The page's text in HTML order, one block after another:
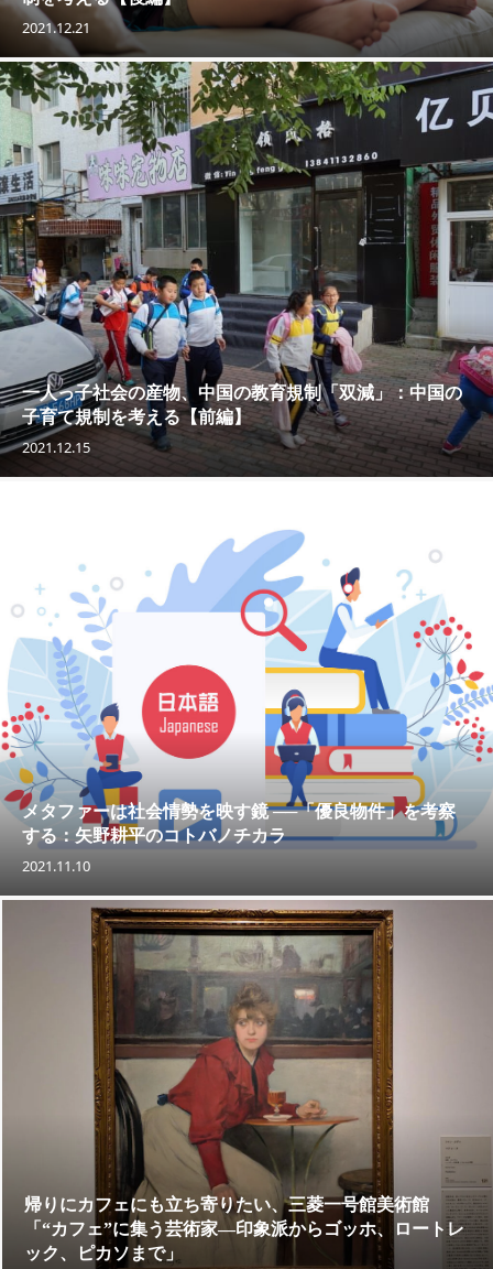
2021.12.21
一人っ子社会の産物、中国の教育規制「双減」：中国の
子育て規制を考える【前編】
2021.12.15
メタファーは社会情勢を映す鏡 ──「優良物件」を考察
する：矢野耕平のコトバノチカラ
2021.11.10
帰りにカフェにも立ち寄りたい、三菱一号館美術館
「“カフェ”に集う芸術家―印象派からゴッホ、ロートレ
ック、ピカソまで」